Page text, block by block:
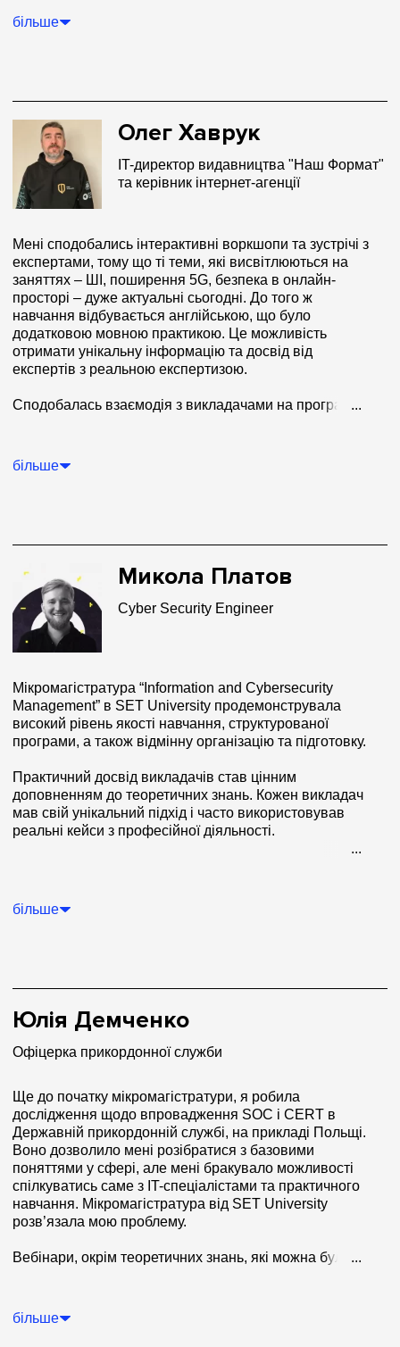
більше
Олег Хаврук
IT-директор видавництва "Наш Формат"
та керівник інтернет-агенції
Мені сподобались інтерактивні воркшопи та зустрічі з
експертами, тому що ті теми, які висвітлюються на
заняттях – ШІ, поширення 5G, безпека в онлайн-
просторі – дуже актуальні сьогодні. До того ж
навчання відбувається англійською, що було
додатковою мовною практикою. Це можливість
отримати унікальну інформацію та досвід від
експертів з реальною експертизою.
Сподобалась взаємодія з викладачами на програмі,
тебе цікавить і у тебе завжди є зворотній зв’язок.
...
більше
Микола Платов
Cyber Security Engineer
Мікромагістратура “Information and Cybersecurity
Management” в SET University продемонструвала
високий рівень якості навчання, структурованої
програми, а також відмінну організацію та підготовку.
Практичний досвід викладачів став цінним
доповненням до теоретичних знань. Кожен викладач
мав свій унікальний підхід і часто використовував
реальні кейси з професійної діяльності.
цікавило розуміння корпоративної безпеки, її
за професійний супровід протягом усього
навчального процесу.
...
більше
Юлія Демченко
Офіцерка прикордонної служби
Ще до початку мікромагістратури, я робила
дослідження щодо впровадження SOC і CERT в
Державній прикордонній службі, на прикладі Польщі.
Воно дозволило мені розібратися з базовими
поняттями у сфері, але мені бракувало можливості
спілкуватись саме з IT-спеціалістами та практичного
навчання. Мікромагістратура від SET University
розв’язала мою проблему.
Вебінари, окрім теоретичних знань, які можна було
отримані знання, оскільки обсяг інформації на
...
більше